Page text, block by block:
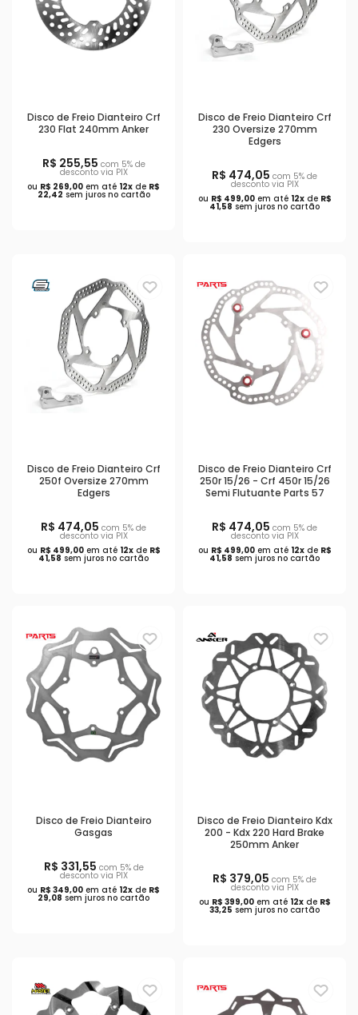
Disco de Freio Dianteiro Crf
230 Flat 240mm Anker
R$ 255,55 com 5% de
desconto via PIX
ou R$ 269,00 em até 12x de R$
22,42 sem juros no cartão
Disco de Freio Dianteiro Crf
230 Oversize 270mm
Edgers
R$ 474,05 com 5% de
desconto via PIX
ou R$ 499,00em até 12xde R$
41,58 sem juros no cartão
Disco de Freio Dianteiro Crf
250f Oversize 270mm
Edgers
R$ 474,05 com 5% de
desconto via PIX
ou R$ 499,00em até 12xde R$
41,58 sem juros no cartão
Disco de Freio Dianteiro Crf
250r 15/26 - Crf 450r 15/26
Semi Flutuante Parts 57
R$ 474,05 com 5% de
desconto via PIX
ou R$ 499,00em até 12xde R$
41,58 sem juros no cartão
Disco de Freio Dianteiro
Gasgas
R$ 331,55 com 5% de
desconto via PIX
ou R$ 349,00 em até 12x de R$
29,08 sem juros no cartão
Disco de Freio Dianteiro Kdx
200 - Kdx 220 Hard Brake
250mm Anker
R$ 379,05 com 5% de
desconto via PIX
ou R$ 399,00em até 12xde R$
33,25 sem juros no cartão